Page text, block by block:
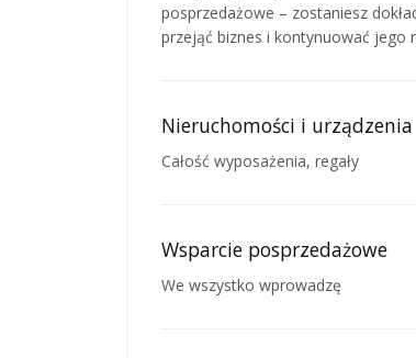
posprzedażowe – zostaniesz
przejąć biznes i kontynuować jego
Nieruchomości i urządzenia
Całość wyposażenia, regały
Wsparcie posprzedażowe
We wszystko wprowadzę